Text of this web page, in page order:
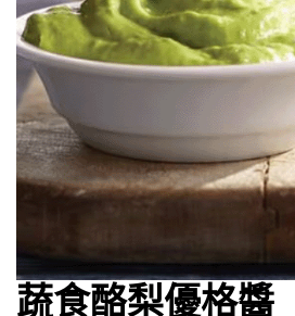
蔬食酪梨優格醬